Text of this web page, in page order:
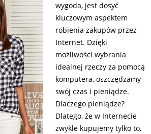
wygoda, jest dosyć
kluczowym aspektem
robienia zakupów przez
Internet. Dzięki
możliwości wybrania
idealnej rzeczy za pomocą
komputera, oszczędzamy
swój czas i pieniądze.
Dlaczego pieniądze?
Dlatego, że w Internecie
zwykle kupujemy tylko to,